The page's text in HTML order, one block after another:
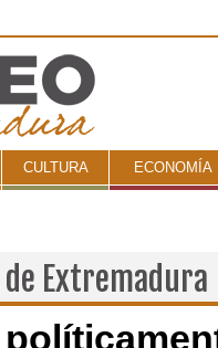
CULTURA ECONOMÍA
Extremadura